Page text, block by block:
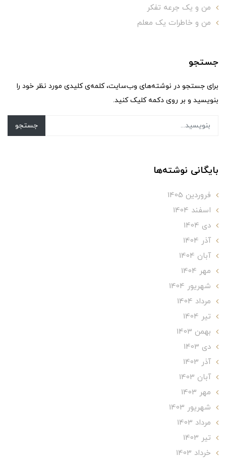
من و یک جرعه تفکر
من و خاطرات یک معلم
جستجو
برای جستجو در نوشته‌های وب‌سایت، کلمه‌ی کلیدی مورد نظر خود را
بنویسید و بر روی دکمه کلیک کنید.
جستجو
بایگانی نوشته‌ها
فروردین 1405
اسفند 1404
دی 1404
آذر 1404
آبان 1404
مهر 1404
شهریور 1404
مرداد 1404
تير 1404
بهمن 1403
دی 1403
آذر 1403
آبان 1403
مهر 1403
شهریور 1403
مرداد 1403
تير 1403
خرداد 1403